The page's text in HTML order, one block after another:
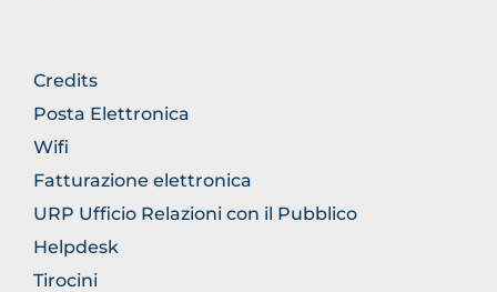
FOOTER
GENERICO
Credits
Posta Elettronica
Wifi
Fatturazione elettronica
URP Ufficio Relazioni con il Pubblico
Helpdesk
Tirocini